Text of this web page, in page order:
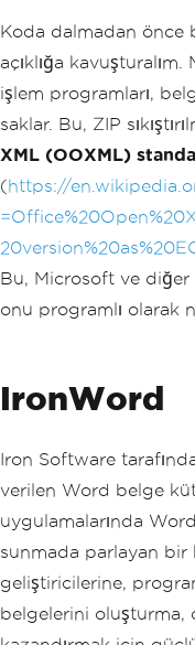
Koda dalmadan önce
açıklığa
işlem programları,
saklar. Bu, ZIP
XML (OOXML)
(https://
Bu, Microsoft ve
onu programlı olarak
IronWord
Iron Software
verilen Word belge
uygulamalarında
sunmada parlayan
geliştiricilerine,
belgelerini oluşturma,